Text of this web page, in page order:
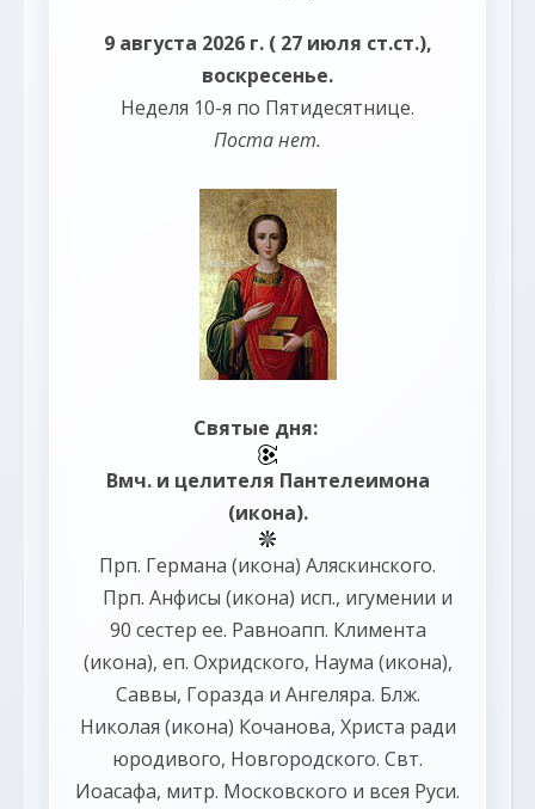
9 августа 2026 г. ( 27 июля ст.ст.),
воскресенье.
Неделя 10-я по Пятидесятнице.
Поста нет.
Святые дня:
Вмч. и целителя Пантелеимона
(икона).
Прп. Германа (икона) Аляскинского.
Прп. Анфисы (икона) исп., игумении и
90 сестер ее. Равноапп. Климента
(икона), еп. Охридского, Наума (икона),
Саввы, Горазда и Ангеляра. Блж.
Николая (икона) Кочанова, Христа ради
юродивого, Новгородского. Свт.
Иоасафа, митр. Московского и всея Руси.